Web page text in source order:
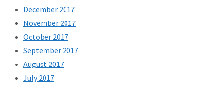
December 2017
November 2017
October 2017
September 2017
August 2017
July 2017